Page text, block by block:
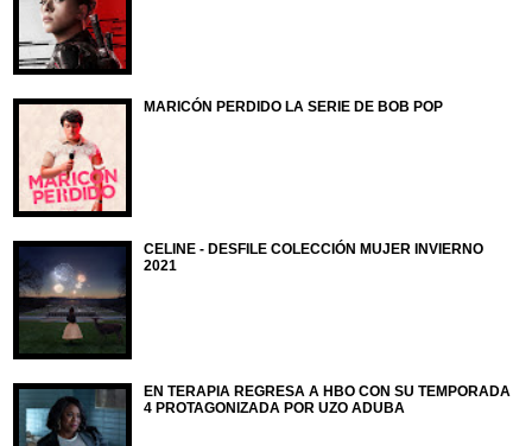
MARICÓN PERDIDO LA SERIE DE BOB POP
CELINE - DESFILE COLECCIÓN MUJER INVIERNO
2021
EN TERAPIA REGRESA A HBO CON SU TEMPORADA
4 PROTAGONIZADA POR UZO ADUBA